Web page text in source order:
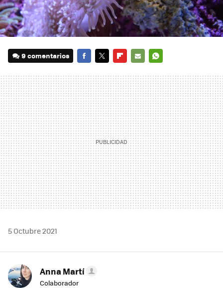
9 comentarios
MAIL
5 Octubre 2021
Anna Martí
Colaborador